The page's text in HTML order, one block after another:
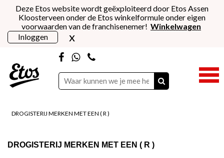
Deze Etos website wordt geëxploiteerd door Etos Assen
Kloosterveen onder de Etos winkelformule onder eigen
voorwaarden van de franchisenemer! Winkelwagen
Inloggen
x
DROGISTERIJ MERKEN MET EEN ( R )
DROGISTERIJ MERKEN MET EEN ( R )